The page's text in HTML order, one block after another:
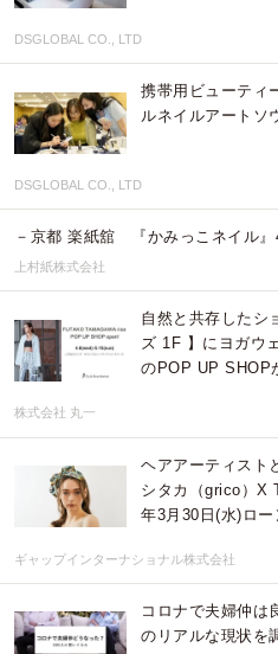
DSGLOBAL CO., LTD
携帯用ビューティ
ルネイルアートソ
DSGLOBAL CO., LTD
－京都 楽紙舘 『かみっこネイル』
上村紙株式会社
自然と共存したシ
ズ 1F 】にヨガウ
のPOP UP SHOP
株式会社 丸一
ヘアアーティスト
シタカ（grico）X
年3月30日(水)ロー
ギャップインターナショナル株式会社
コロナで夫婦仲は
のリアルな現状を